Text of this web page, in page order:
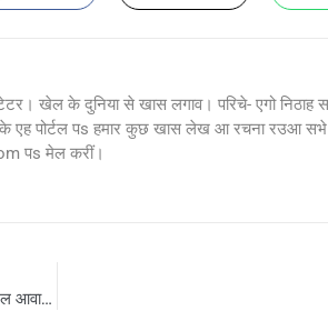
खेल के दुनिया से खास लगाव। परिचे- एगो निठाह
के एह पोर्टल पs हमार कुछ खास लेख आ रचना रउआ
पs मेल करीं।
गोरखपुर : दु दिवसीय दौरा पs आज गोरखपुर अइहे मुख्यमंत्री योगी, अटल आवासीय विद्यालय के करिहे निरीक्षण